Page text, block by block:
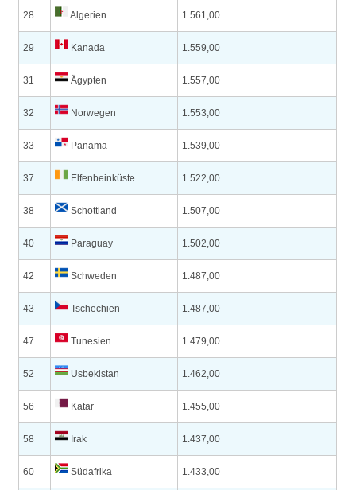
28 Algerien 1.561,00
29 Kanada 1.559,00
31 Ägypten 1.557,00
32 Norwegen 1.553,00
33 Panama 1.539,00
37 Elfenbeinküste 1.522,00
38 Schottland 1.507,00
40 Paraguay 1.502,00
42 Schweden 1.487,00
43 Tschechien 1.487,00
47 Tunesien 1.479,00
52 Usbekistan 1.462,00
56 Katar 1.455,00
58 Irak 1.437,00
60 Südafrika 1.433,00